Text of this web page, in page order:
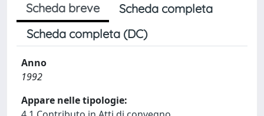
Scheda breve
Scheda completa
Scheda completa (DC)
Anno
1992
Appare nelle tipologie: